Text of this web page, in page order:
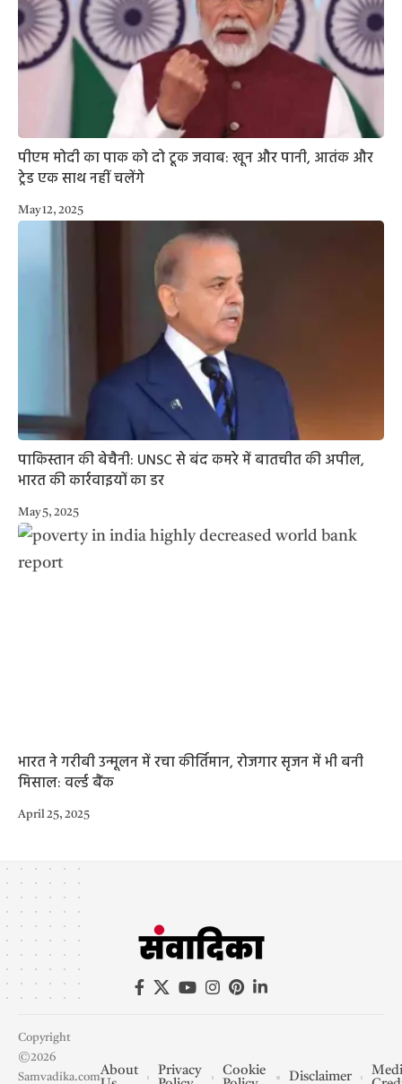
पीएम मोदी का पाक को दो टूक जवाब: खून और पानी, आतंक और
ट्रेड एक साथ नहीं चलेंगे
May 12, 2025
पाकिस्तान की बेचैनी: UNSC से बंद कमरे में बातचीत की अपील,
भारत की कार्रवाइयों का डर
May 5, 2025
भारत ने गरीबी उन्मूलन में रचा कीर्तिमान, रोजगार सृजन में भी बनी
मिसाल: वर्ल्ड बैंक
April 25, 2025
Copyright
©2026
Samvadika.comAbout
Privacy
Cookie
Disclaimer